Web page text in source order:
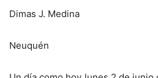
Dimas J. Medina
Neuquén